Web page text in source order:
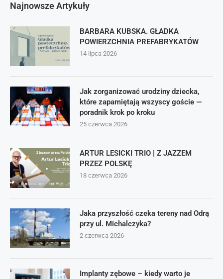
Najnowsze Artykuły
BARBARA KUBSKA. GŁADKA
POWIERZCHNIA PREFABRYKATÓW
14 lipca 2026
Jak zorganizować urodziny dziecka,
które zapamiętają wszyscy goście —
poradnik krok po kroku
25 czerwca 2026
ARTUR LESICKI TRIO | Z JAZZEM
PRZEZ POLSKĘ
18 czerwca 2026
Jaka przyszłość czeka tereny nad Odrą
przy ul. Michalczyka?
2 czerwca 2026
Implanty zębowe – kiedy warto je